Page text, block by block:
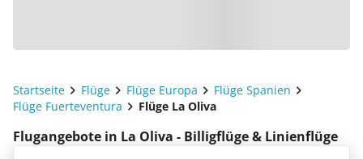
Startseite Flüge Flüge Europa
Flüge Spanien
Flüge Fuerteventura
Flüge La Oliva
Flugangebote in La Oliva - Billigflüge & Linienflüge